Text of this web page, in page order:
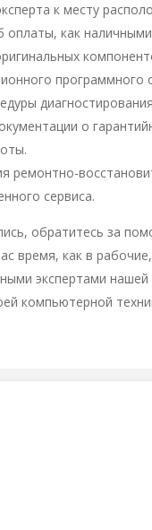
к месту
как
о
ремонтно-
сервиса.
обратитесь за
время, как в
экспертами
компьютерной